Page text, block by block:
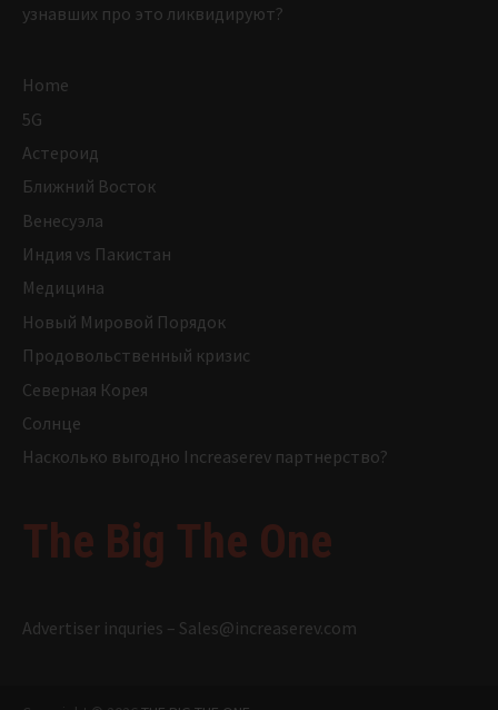
узнавших про это ликвидируют?
Home
5G
Астероид
Ближний Восток
Венесуэла
Индия vs Пакистан
Медицина
Новый Мировой Порядок
Продовольственный кризис
Северная Корея
Солнце
Насколько выгодно Increaserev партнерство?
The Big The One
Advertiser inquries – Sales@increaserev.com